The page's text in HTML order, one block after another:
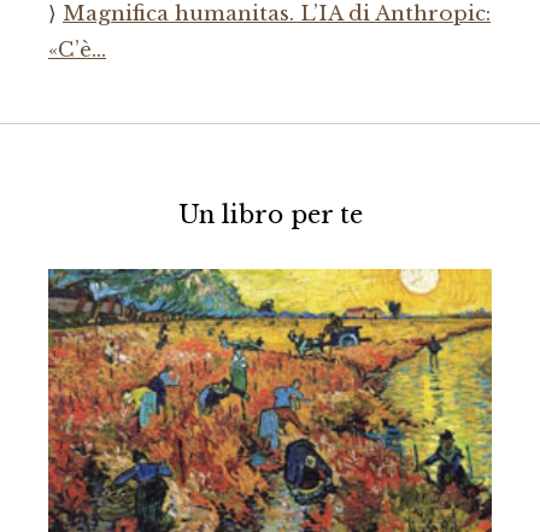
Magnifica humanitas. L’IA di Anthropic:
«C’è…
Un libro per te